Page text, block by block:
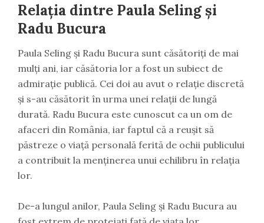
Relația dintre Paula Seling și
Radu Bucura
Paula Seling și Radu Bucura sunt căsătoriți de mai
mulți ani, iar căsătoria lor a fost un subiect de
admirație publică. Cei doi au avut o relație discretă
și s-au căsătorit în urma unei relații de lungă
durată. Radu Bucura este cunoscut ca un om de
afaceri din România, iar faptul că a reușit să
păstreze o viață personală ferită de ochii publicului
a contribuit la menținerea unui echilibru în relația
lor.
De-a lungul anilor, Paula Seling și Radu Bucura au